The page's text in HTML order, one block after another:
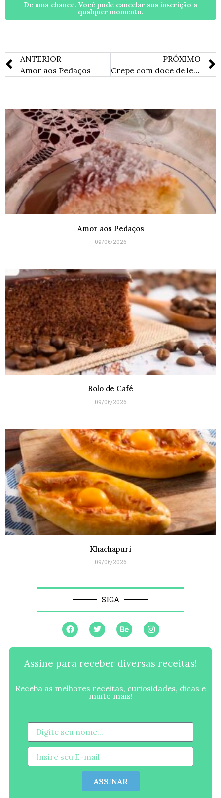
De uma chance. Você pode cancelar sua inscrição a
qualquer momento.
ANTERIOR
Amor aos Pedaços
PRÓXIMO
Crepe com doce de leite e morango
Amor aos Pedaços
09/06/2026
Bolo de Café
09/06/2026
Khachapuri
09/06/2026
SIGA
Assine para receber diversas receitas!
Receba as melhores receitas, curiosidades, dicas e
muito mais!
ASSINAR